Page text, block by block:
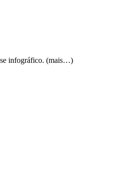
infográfico. (mais…)